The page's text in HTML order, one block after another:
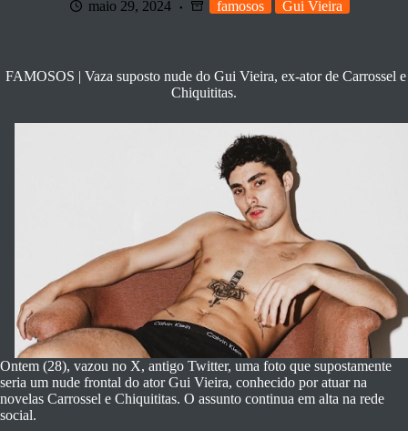
maio 29, 2024 famosos Gui Vieira
FAMOSOS | Vaza suposto nude do Gui Vieira, ex-ator de Carrossel e
Chiquititas.
Ontem (28), vazou no X, antigo Twitter, uma foto que supostamente
seria um nude frontal do ator Gui Vieira, conhecido por atuar na
novelas Carrossel e Chiquititas. O assunto continua em alta na rede
social.